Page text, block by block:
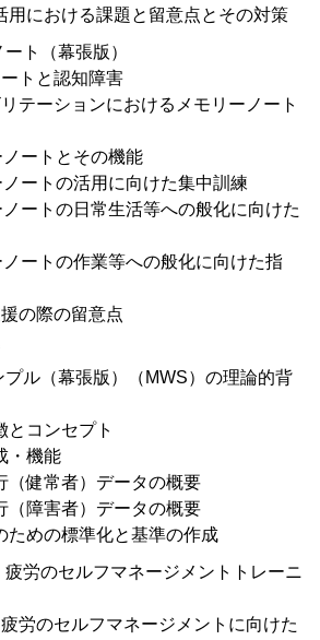
用における課題と留意点とその対策
ト（幕張版）
トと認知障害
テーションにおけるメモリーノート
ノートとその機能
ートの活用に向けた集中訓練
ノートの日常生活等への般化に向けた
ノートの作業等への般化に向けた指
の際の留意点
ル（幕張版）（MWS）の理論的背
とコンセプト
・機能
（健常者）データの概要
（障害者）データの概要
ための標準化と基準の作成
労のセルフマネージメントトレーニ
労のセルフマネージメントに向けた